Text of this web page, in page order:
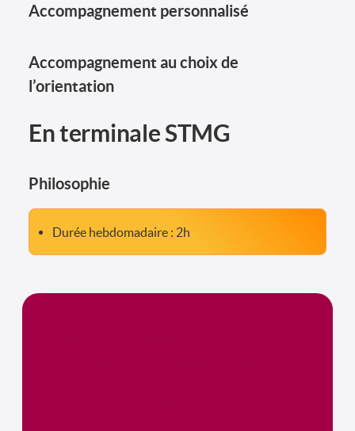
Accompagnement personnalisé
Accompagnement au choix de
l’orientation
En terminale STMG
Philosophie
Durée hebdomadaire : 2h